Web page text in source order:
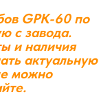
GPK-60 по
с завода.
и наличия
актуальную
можно